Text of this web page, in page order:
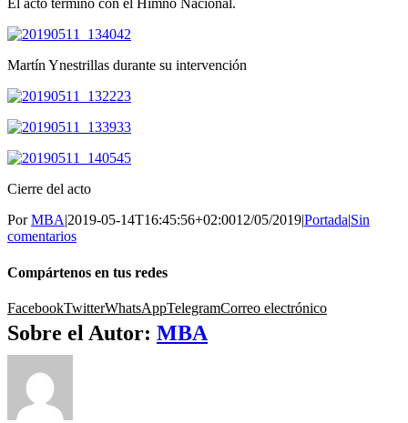
El acto terminó con el Himno Nacional.
Martín Ynestrillas durante su intervención
Cierre del acto
PorMBA|2019-05-14T16:45:56+02:0012/05/2019|Portada|Sin
comentarios
Compártenos en tus redes
FacebookTwitterWhatsAppTelegramCorreo electrónico
Sobre el Autor: MBA